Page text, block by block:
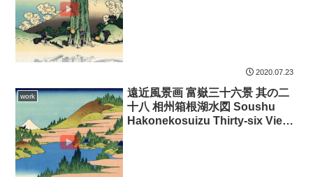
2020.07.23
work
遠近風景画 富嶽三十六景 其の二
十八 相州箱根湖水図 Soushu
Hakonekosuizu Thirty-six Views